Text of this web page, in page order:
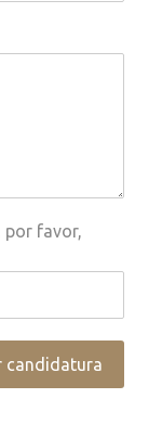
por favor,
candidatura